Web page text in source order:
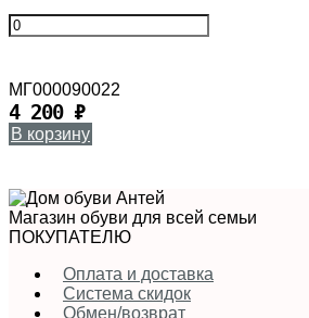
МГ000090022
4 200 ₽
В корзину
Магазин обуви для всей семьи
ПОКУПАТЕЛЮ
Оплата и доставка
Система скидок
Обмен/возврат